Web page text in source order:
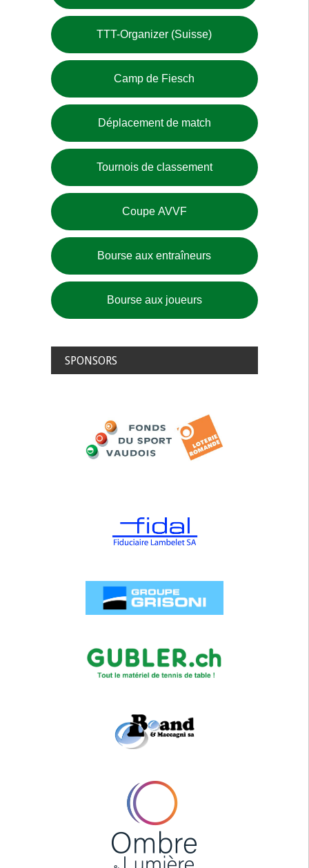
TTT-Organizer (Suisse)
Camp de Fiesch
Déplacement de match
Tournois de classement
Coupe AVVF
Bourse aux entraîneurs
Bourse aux joueurs
SPONSORS